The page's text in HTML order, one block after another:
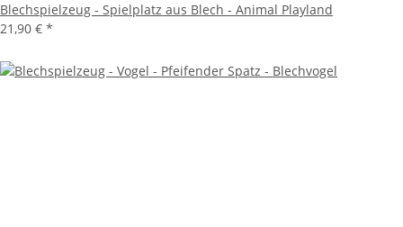
Blechspielzeug - Spielplatz aus Blech - Animal Playland
21,90 € *